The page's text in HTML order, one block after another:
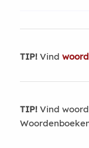
TIP!Vind
TIP!Vind